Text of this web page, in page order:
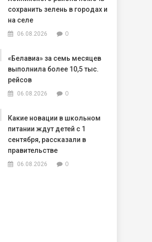
сохранить зелень в городах и
на селе
06.08.2026 0
«Белавиа» за семь месяцев
выполнила более 10,5 тыс.
рейсов
06.08.2026 0
Какие новации в школьном
питании ждут детей с 1
сентября, рассказали в
правительстве
06.08.2026 0